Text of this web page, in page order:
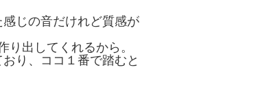
じの音だけれど質感が
出してくれるから。
り、ココ１番で踏むと